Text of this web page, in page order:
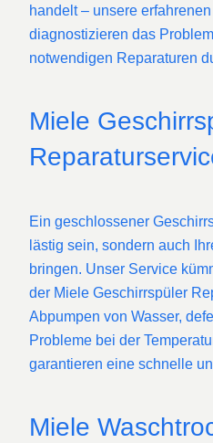
handelt – unsere
diagnostizieren das
notwendigen Reparaturen
Miele
Ein geschlossener
lästig sein, sondern auch
bringen. Unser Service
der Miele Geschirrspüler
Abpumpen von Wasser,
Probleme bei der
garantieren eine schnelle
Miele